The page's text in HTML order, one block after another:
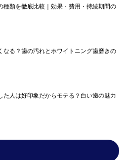
種類を徹底比較｜効果・費用・持続期間の
なる？歯の汚れとホワイトニング歯磨きの
た人は好印象だからモテる？白い歯の魅力